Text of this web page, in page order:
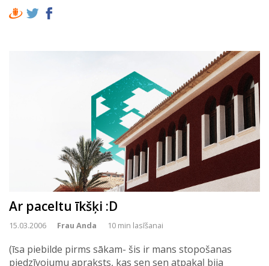
Ar paceltu īkšķi :D
15.03.2006 Frau Anda 10 min lasīšanai
(īsa piebilde pirms sākam- šis ir mans stopošanas
piedzīvojumu apraksts, kas sen sen atpakaļ bija